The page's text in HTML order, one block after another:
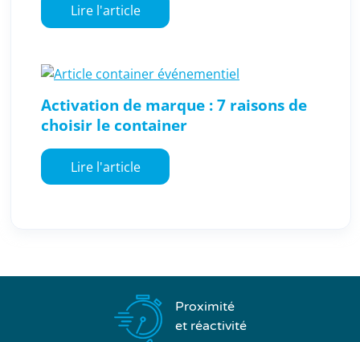
Lire l'article
Activation de marque : 7 raisons de
choisir le container
Lire l'article
Proximité
et réactivité